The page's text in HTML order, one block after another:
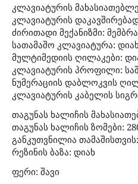
კლავიატურის
კლავიატურის
ძირითადი მექანიზმი:
სათამაშო კლავიატურა: დიახ
მულტიმედიის ღილაკები:
კლავიატურის პროფილი:
ნუმერაციის დაბლოკვის
კლავიატურის კაბელის
თაგუნას ხალიჩის
თაგუნას ხალიჩის ზომები:
განკუთვნილია
რეზინის ბაზა: დიახ
ფერი: შავი